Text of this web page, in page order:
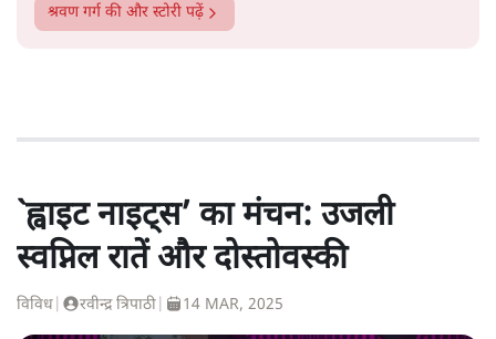
श्रवण गर्ग की और स्टोरी पढ़ें
`ह्वाइट नाइट्स’ का मंचन: उजली
स्वप्निल रातें और दोस्तोवस्की
विविध रवीन्द्र त्रिपाठी 14 MAR, 2025